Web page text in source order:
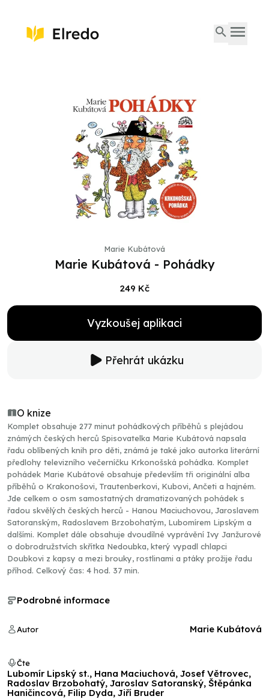
Marie Kubátová
Marie Kubátová - Pohádky
249 Kč
Vyzkoušej aplikaci
Přehrát ukázku
O knize
Komplet obsahuje 277 minut pohádkových příběhů s plejádou
známých českých herců Spisovatelka Marie Kubátová napsala
řadu oblíbených knih pro děti, známá je také jako autorka literární
předlohy televizního večerníčku Krkonošská pohádka. Komplet
pohádek Marie Kubátové obsahuje především tři originální alba
příběhů o Krakonošovi, Trautenberkovi, Kubovi, Ančeti a hajném.
Jde celkem o osm samostatných dramatizovaných pohádek s
řadou skvělých českých herců - Hanou Maciuchovou, Jaroslavem
Satoranským, Radoslavem Brzobohatým, Lubomírem Lipským a
dalšími. Komplet dále obsahuje dvoudílné vyprávění Ivy Janžurové
o dobrodružstvích skřítka Nedoubka, který vypadl chlapci
Doubkovi z kapsy a mezi brouky, rostlinami a ptáky prožije řadu
příhod. Celkový čas: 4 hod. 37 min.
Podrobné informace
Autor Marie Kubátová
Čte
Lubomír Lipský st., Hana Maciuchová, Josef Větrovec,
Radoslav Brzobohatý, Jaroslav Satoranský, Štěpánka
Haničincová, Filip Dyda, Jiří Bruder